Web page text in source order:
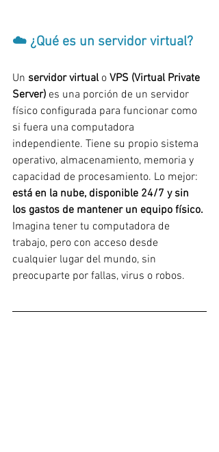
☁️ ¿Qué es un servidor virtual?
Un servidor virtual o VPS (Virtual Private
Server) es una porción de un servidor
físico configurada para funcionar como
si fuera una computadora
independiente. Tiene su propio sistema
operativo, almacenamiento, memoria y
capacidad de procesamiento. Lo mejor:
está en la nube, disponible 24/7 y sin
los gastos de mantener un equipo físico.
Imagina tener tu computadora de
trabajo, pero con acceso desde
cualquier lugar del mundo, sin
preocuparte por fallas, virus o robos.